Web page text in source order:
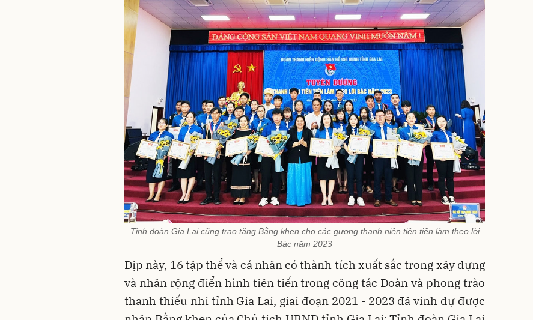
Tỉnh đoàn Gia Lai cũng trao tặng Bằng khen cho các gương thanh niên tiên tiến làm theo lời
Bác năm 2023
Dịp này, 16 tập thể và cá nhân có thành tích xuất sắc trong xây dựng
và nhân rộng điển hình tiên tiến trong công tác Đoàn và phong trào
thanh thiếu nhi tỉnh Gia Lai, giai đoạn 2021 - 2023 đã vinh dự được